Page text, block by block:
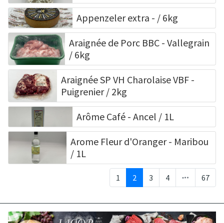
Appenzeler extra - / 6kg
Araignée de Porc BBC - Vallegrain
/ 6kg
Araignée SP VH Charolaise VBF -
Puigrenier / 2kg
Arôme Café - Ancel / 1L
Arome Fleur d'Oranger - Maribou
/ 1L
1 2 3 4 67